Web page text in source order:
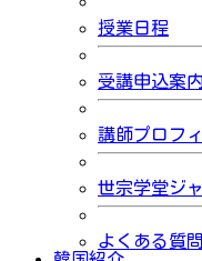
授業日程
受講申込案内
講師プロフ
世宗学堂ジ
よくある質問